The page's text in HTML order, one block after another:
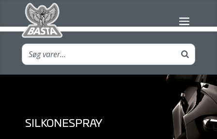
SILKONESPRAY